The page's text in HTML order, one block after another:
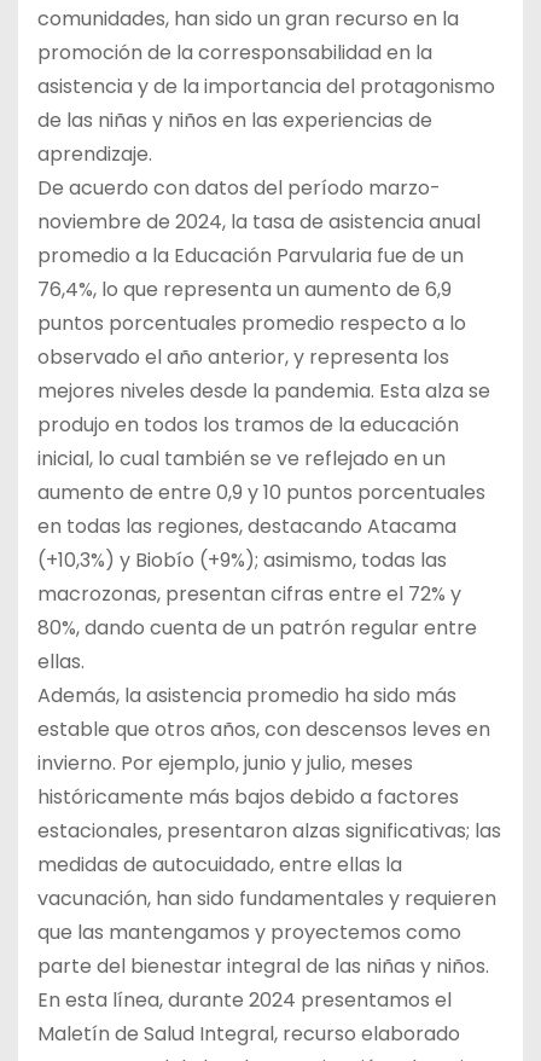
comunidades, han sido un gran recurso en la
promoción de la corresponsabilidad en la
asistencia y de la importancia del protagonismo
de las niñas y niños en las experiencias de
aprendizaje.
De acuerdo con datos del período marzo-
noviembre de 2024, la tasa de asistencia anual
promedio a la Educación Parvularia fue de un
76,4%, lo que representa un aumento de 6,9
puntos porcentuales promedio respecto a lo
observado el año anterior, y representa los
mejores niveles desde la pandemia. Esta alza se
produjo en todos los tramos de la educación
inicial, lo cual también se ve reflejado en un
aumento de entre 0,9 y 10 puntos porcentuales
en todas las regiones, destacando Atacama
(+10,3%) y Biobío (+9%); asimismo, todas las
macrozonas, presentan cifras entre el 72% y
80%, dando cuenta de un patrón regular entre
ellas.
Además, la asistencia promedio ha sido más
estable que otros años, con descensos leves en
invierno. Por ejemplo, junio y julio, meses
históricamente más bajos debido a factores
estacionales, presentaron alzas significativas; las
medidas de autocuidado, entre ellas la
vacunación, han sido fundamentales y requieren
que las mantengamos y proyectemos como
parte del bienestar integral de las niñas y niños.
En esta línea, durante 2024 presentamos el
Maletín de Salud Integral, recurso elaborado